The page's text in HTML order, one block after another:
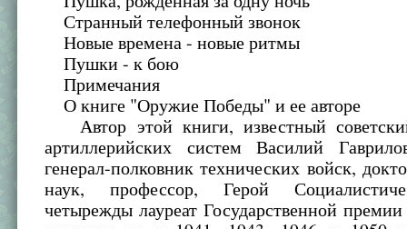
Странный телефонный звонок
Новые времена - новые ритмы
Пушки - к бою
Примечания
О книге "Оружие Победы" и ее авторе
Автор этой книги, известный
артиллерийских систем Василий
генерал-полковник технических войск,
наук, профессор, Герой
четырежды лауреат Государственной